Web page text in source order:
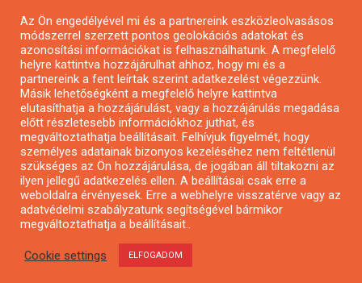
Pályázatok magánszemélyeknek
Pályázatok civil szervezeteknek
Pályázatok vállalkozásoknak
Önkormányzati pályázatok
Mezőgazdasági pályázatok
Falusi turizmus pályázatok
Napelem pályázatok
GINOP pályázatok
Copyright © All rights reserved.
Az Ön engedélyével mi és a partnereink eszközleolvasásos
módszerrel szerzett pontos geolokációs adatokat és
azonosítási információkat is felhasználhatunk. A megfelelő
helyre kattintva hozzájárulhat ahhoz, hogy mi és a
partnereink a fent leírtak szerint adatkezelést végezzünk.
Másik lehetőségként a megfelelő helyre kattintva
elutasíthatja a hozzájárulást, vagy a hozzájárulás megadása
előtt részletesebb információkhoz juthat, és
megváltoztathatja beállításait. Felhívjuk figyelmét, hogy
személyes adatainak bizonyos kezeléséhez nem feltétlenül
szükséges az Ön hozzájárulása, de jogában áll tiltakozni az
ilyen jellegű adatkezelés ellen. A beállításai csak erre a
weboldalra érvényesek. Erre a webhelyre visszatérve vagy az
adatvédelmi szabályzatunk segítségével bármikor
megváltoztathatja a beállításait..
Cookie settings ELFOGADOM